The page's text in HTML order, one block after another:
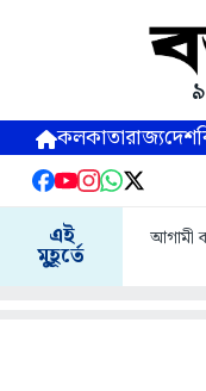
কলকাতারাজ্যদেশ
এই
মুহূর্তে
আগামী